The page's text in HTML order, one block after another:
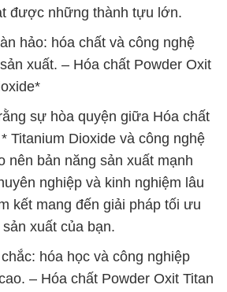
được những thành tựu lớn.
hảo: hóa chất và công nghệ
xuất. – Hóa chất Powder Oxit
sự hòa quyện giữa Hóa chất
Titanium Dioxide và công nghệ
nên bản năng sản xuất mạnh
nghiệp và kinh nghiệm lâu
kết mang đến giải pháp tối ưu
xuất của bạn.
hóa học và công nghiệp
– Hóa chất Powder Oxit Titan